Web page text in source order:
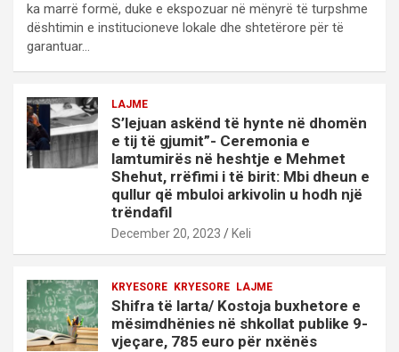
ka marrë formë, duke e ekspozuar në mënyrë të turpshme
dështimin e institucioneve lokale dhe shtetërore për të
garantuar…
LAJME
S’lejuan askënd të hynte në dhomën
e tij të gjumit”- Ceremonia e
lamtumirës në heshtje e Mehmet
Shehut, rrëfimi i të birit: Mbi dheun e
qullur që mbuloi arkivolin u hodh një
trëndafil
December 20, 2023 Keli
KRYESORE KRYESORE LAJME
Shifra të larta/ Kostoja buxhetore e
mësimdhënies në shkollat publike 9-
vjeçare, 785 euro për nxënës